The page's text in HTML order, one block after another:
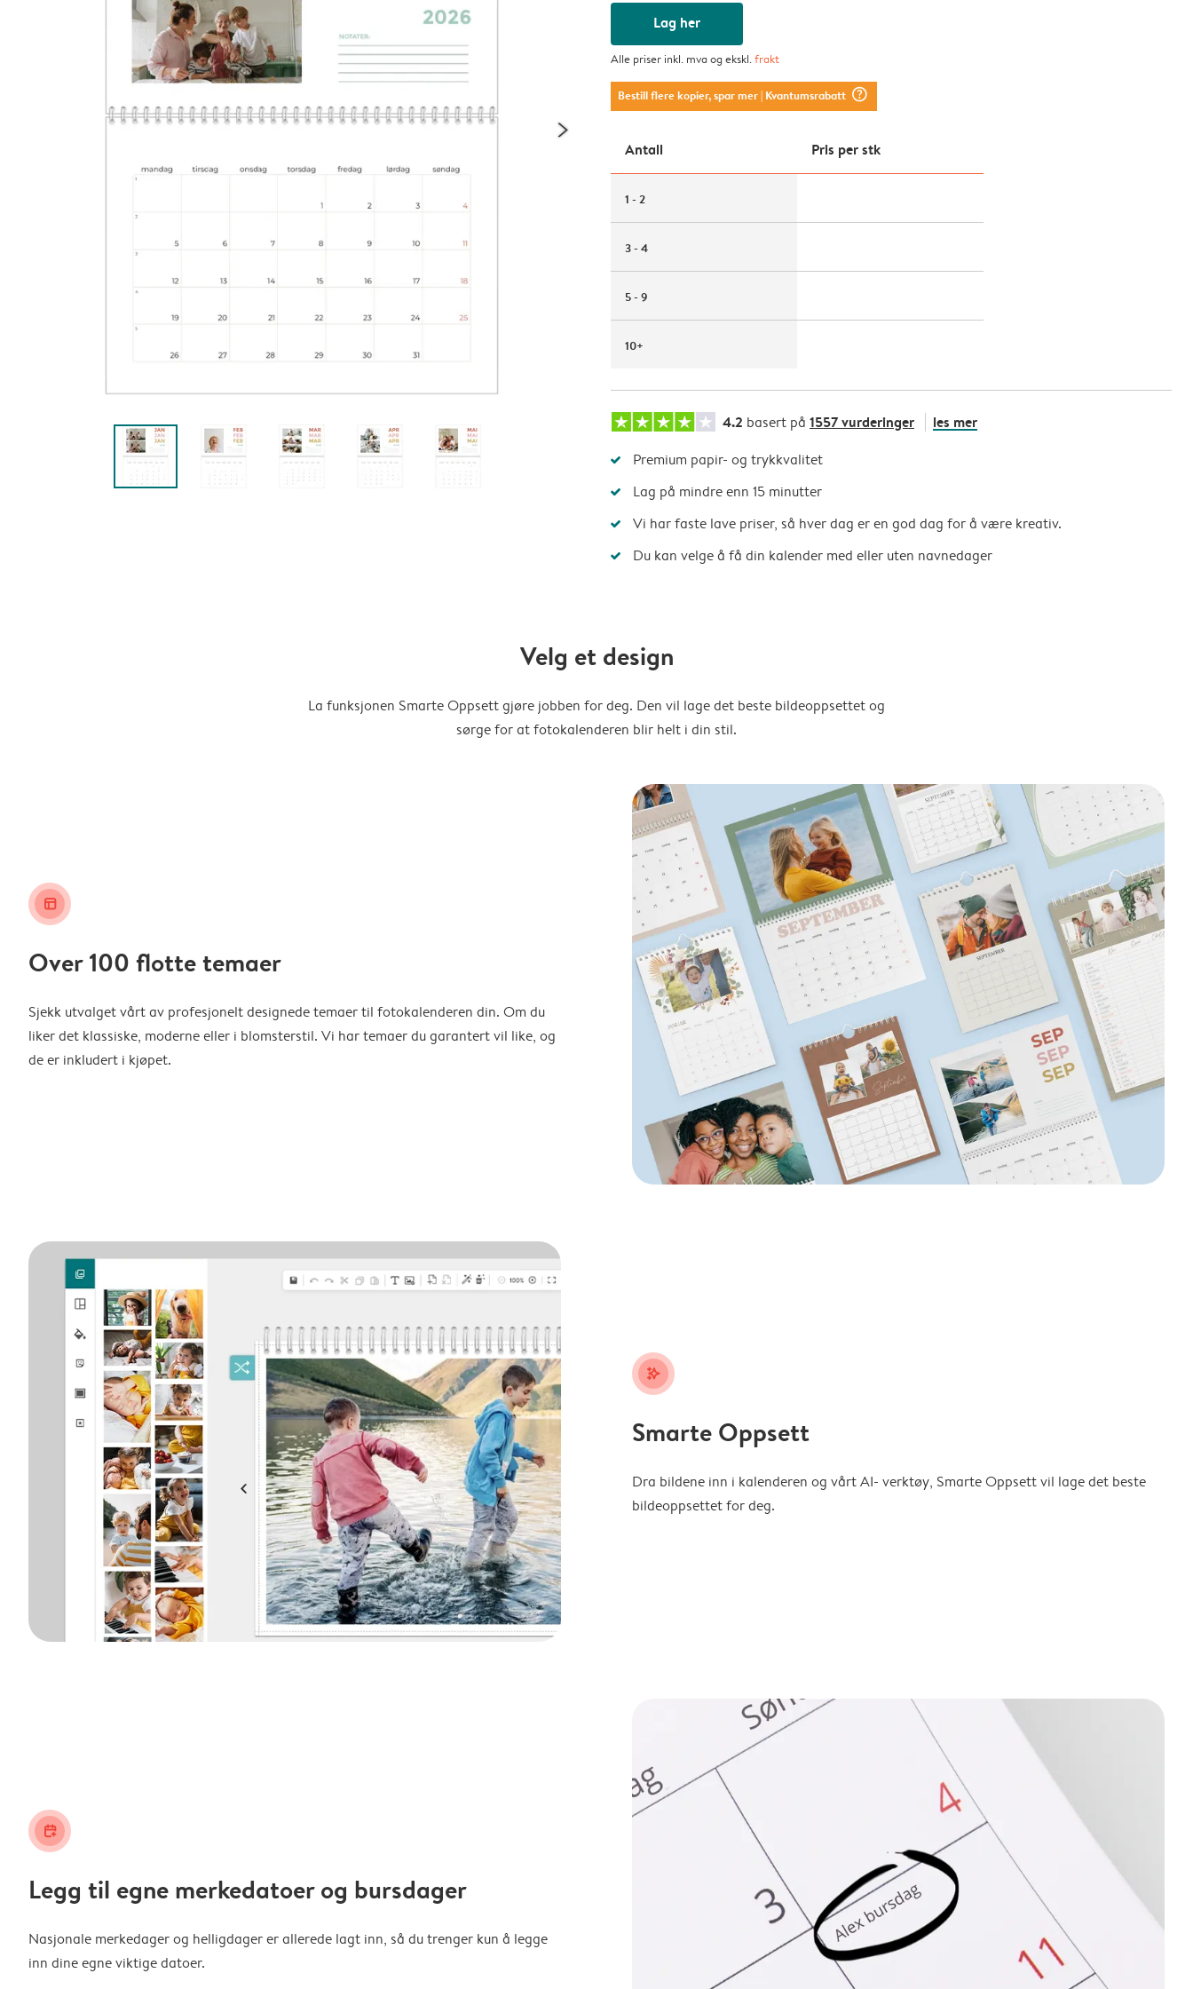
Lag her
Alle priser inkl. mva og ekskl.frakt
Bestill flere kopier, spar mer| Kvantumsrabatt question_mark_circle
Antall Pris per stk
1 - 2
3 - 4
5 - 9
10+
4.2 basert på 1557 vurderinger les mer
Premium papir- og trykkvalitet
Lag på mindre enn 15 minutter
Vi har faste lave priser, så hver dag er en god dag for å være kreativ.
Du kan velge å få din kalender med eller uten navnedager
Velg et design
La funksjonen Smarte Oppsett gjøre jobben for deg. Den vil lage det beste bildeoppsettet og
sørge for at fotokalenderen blir helt i din stil.
layout_alt
Over 100 flotte temaer
Sjekk utvalget vårt av profesjonelt designede temaer til fotokalenderen din. Om du
liker det klassiske, moderne eller i blomsterstil. Vi har temaer du garantert vil like, og
de er inkludert i kjøpet.
stars_plus
Smarte Oppsett
Dra bildene inn i kalenderen og vårt AI- verktøy, Smarte Oppsett vil lage det beste
bildeoppsettet for deg.
calendar_plus
Legg til egne merkedatoer og bursdager
Nasjonale merkedager og helligdager er allerede lagt inn, så du trenger kun å legge
inn dine egne viktige datoer.